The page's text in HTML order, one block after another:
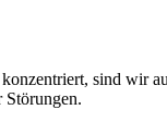
sind wir
Störungen.